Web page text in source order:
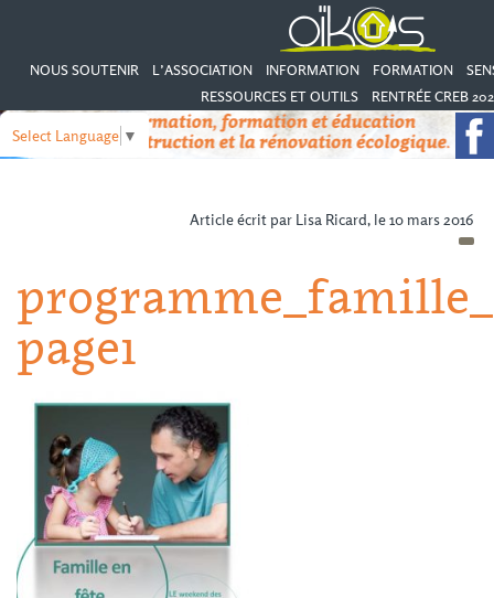
NOUS SOUTENIR L’ASSOCIATION INFORMATION FORMATION
RESSOURCES ET OUTILS
RENTRÉE CREB
Select Language ▼
Article écrit par Lisa Ricard, le 10 mars 2016
page1